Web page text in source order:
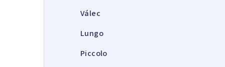
Válec
Lungo
Piccolo